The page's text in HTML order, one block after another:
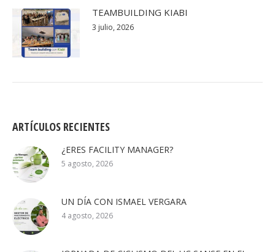
TEAMBUILDING KIABI
3 julio, 2026
ARTÍCULOS RECIENTES
¿ERES FACILITY MANAGER?
5 agosto, 2026
UN DÍA CON ISMAEL VERGARA
4 agosto, 2026